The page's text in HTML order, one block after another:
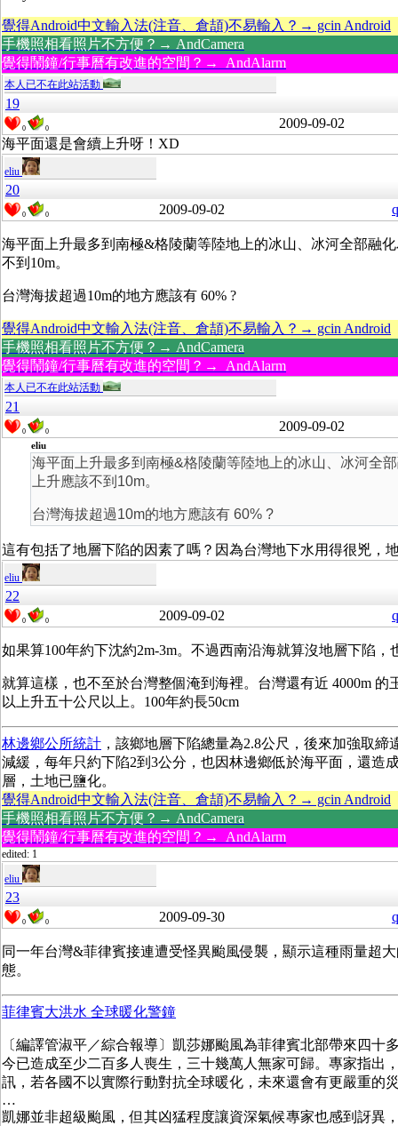
覺得Android中文輸入法(注音、倉頡)不易輸入？→ gcin Android
手機照相看照片不方便？→ AndCamera
覺得鬧鐘/行事曆有改進的空間？→ AndAlarm
本人已不在此站活動
19
0 0
2009-09-02
海平面還是會續上升呀！XD
eliu
20
0 0 2009-09-02
海平面上升最多到南極&格陵蘭等陸地上的冰山、冰河全部融
不到10m。
台灣海拔超過10m的地方應該有 60% ?
覺得Android中文輸入法(注音、倉頡)不易輸入？→ gcin Android
手機照相看照片不方便？→ AndCamera
覺得鬧鐘/行事曆有改進的空間？→ AndAlarm
本人已不在此站活動
21
0 0 2009-09-02
eliu
海平面上升最多到南極&格陵蘭等陸地上的冰山、冰河全
上升應該不到10m。
台灣海拔超過10m的地方應該有 60% ?
這有包括了地層下陷的因素了嗎？因為台灣地下水用得很兇，
eliu
22
0 0 2009-09-02
如果算100年約下沈約2m-3m。不過西南沿海就算沒地層下陷，
就算這樣，也不至於台灣整個淹到海裡。台灣還有近 4000m 的
以上升五十公尺以上。100年約長50cm
林邊鄉公所統計 ，該鄉地層下陷總量為2.8公尺，後來加強取締
減緩，每年只約下陷2到3公分，也因林邊鄉低於海平面，還造
層，土地已鹽化。
覺得Android中文輸入法(注音、倉頡)不易輸入？→ gcin Android
手機照相看照片不方便？→ AndCamera
覺得鬧鐘/行事曆有改進的空間？→ AndAlarm
edited: 1
eliu
23
0 0 2009-09-30
同一年台灣&菲律賓接連遭受怪異颱風侵襲，顯示這種雨量超
態。
菲律賓大洪水 全球暖化警鐘
〔編譯管淑平／綜合報導〕凱莎娜颱風為菲律賓北部帶來四十
今已造成至少二百多人喪生，三十幾萬人無家可歸。專家指出
訊，若各國不以實際行動對抗全球暖化，未來還會有更嚴重的
…
凱娜並非超級颱風，但其凶猛程度讓資深氣候專家也感到訝異